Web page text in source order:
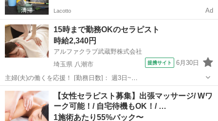
Lacotto Ad
15時まで勤務OKのセラピスト
時給2,340円
アルファクラブ武蔵野株式会社
埼玉県 八潮市
提携サイト 6月30日
主婦(夫)の働くを応援！ [勤務日数]： 週3日~
10:00~15:00/13:00~16:00/15:00~20:00/10:00~19:00/19:00~23:00 月/
火/水/木/金/土/日 などから選べます [...
埼玉 八潮市 セラピスト
【女性セラピスト募集】出張マッサージ/ Wワ
ーク可能！/ 自宅待機もOK！/ …
1施術あたり55%バック〜